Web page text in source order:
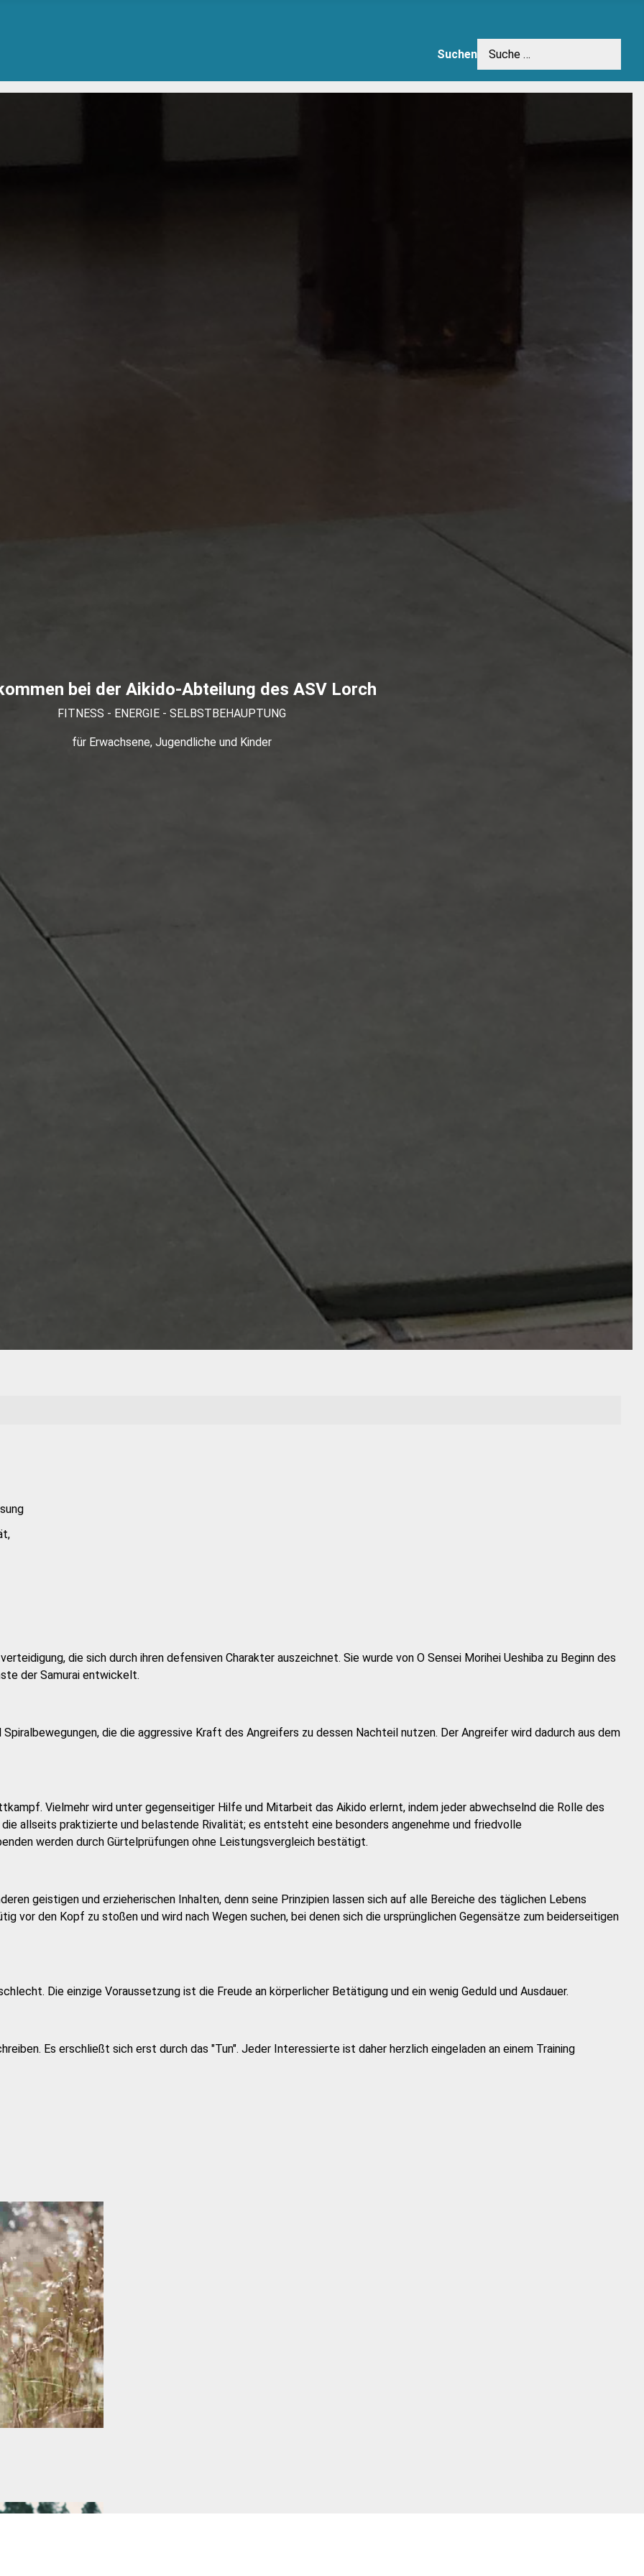
Suchen
bei der Aikido-Abteilung des ASV Lorch
FITNESS - ENERGIE - SELBSTBEHAUPTUNG
für Erwachsene, Jugendliche und Kinder
die sich durch ihren defensiven Charakter auszeichnet. Sie wurde von O Sensei Morihei Ueshiba zu Beginn des
der Samurai entwickelt.
die die aggressive Kraft des Angreifers zu dessen Nachteil nutzen. Der Angreifer wird dadurch aus dem
Vielmehr wird unter gegenseitiger Hilfe und Mitarbeit das Aikido erlernt, indem jeder abwechselnd die Rolle des
allseits praktizierte und belastende Rivalität; es entsteht eine besonders angenehme und friedvolle
werden durch Gürtelprüfungen ohne Leistungsvergleich bestätigt.
geistigen und erzieherischen Inhalten, denn seine Prinzipien lassen sich auf alle Bereiche des täglichen Lebens
vor den Kopf zu stoßen und wird nach Wegen suchen, bei denen sich die ursprünglichen Gegensätze zum beiderseitigen
Die einzige Voraussetzung ist die Freude an körperlicher Betätigung und ein wenig Geduld und Ausdauer.
Es erschließt sich erst durch das "Tun". Jeder Interessierte ist daher herzlich eingeladen an einem Training